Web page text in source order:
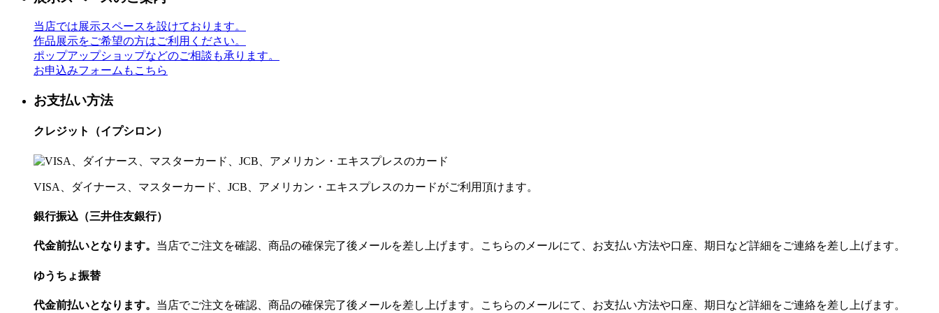
当店では展示スペースを設けております。
作品展示をご希望の方はご利用ください。
ポップアップショップなどのご相談も承ります。
お申込みフォームもこちら
お支払い方法
クレジット（イプシロン）
VISA、ダイナース、マスターカード、JCB、アメリカン・エキスプレスのカードがご利用頂けます。
銀行振込（三井住友銀行）
代金前払いとなります。 当店でご注文を確認、商品の確保完了後メールを差し上げます。こちらのメールにて、お支払い方法や口座、期日など詳細をご連絡を差し上げます。
ゆうちょ振替
代金前払いとなります。 当店でご注文を確認、商品の確保完了後メールを差し上げます。こちらのメールにて、お支払い方法や口座、期日など詳細をご連絡を差し上げます。